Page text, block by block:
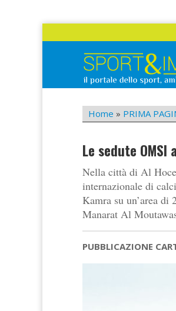
Home » PRIMA
Le sedute OMSI
Nella città di Al
internazionale di
Kamra su un’area
Manarat Al
PUBBLICAZIONE